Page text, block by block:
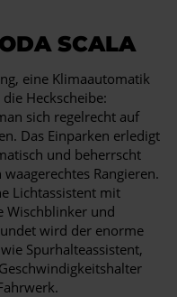
SCALA
eine Klimaautomatik
Heckscheibe:
sich regelrecht auf
Das Einparken erledigt
und beherrscht
Rangieren.
Lichtassistent mit
Wischblinker und
wird der enorme
Spurhalteassistent,